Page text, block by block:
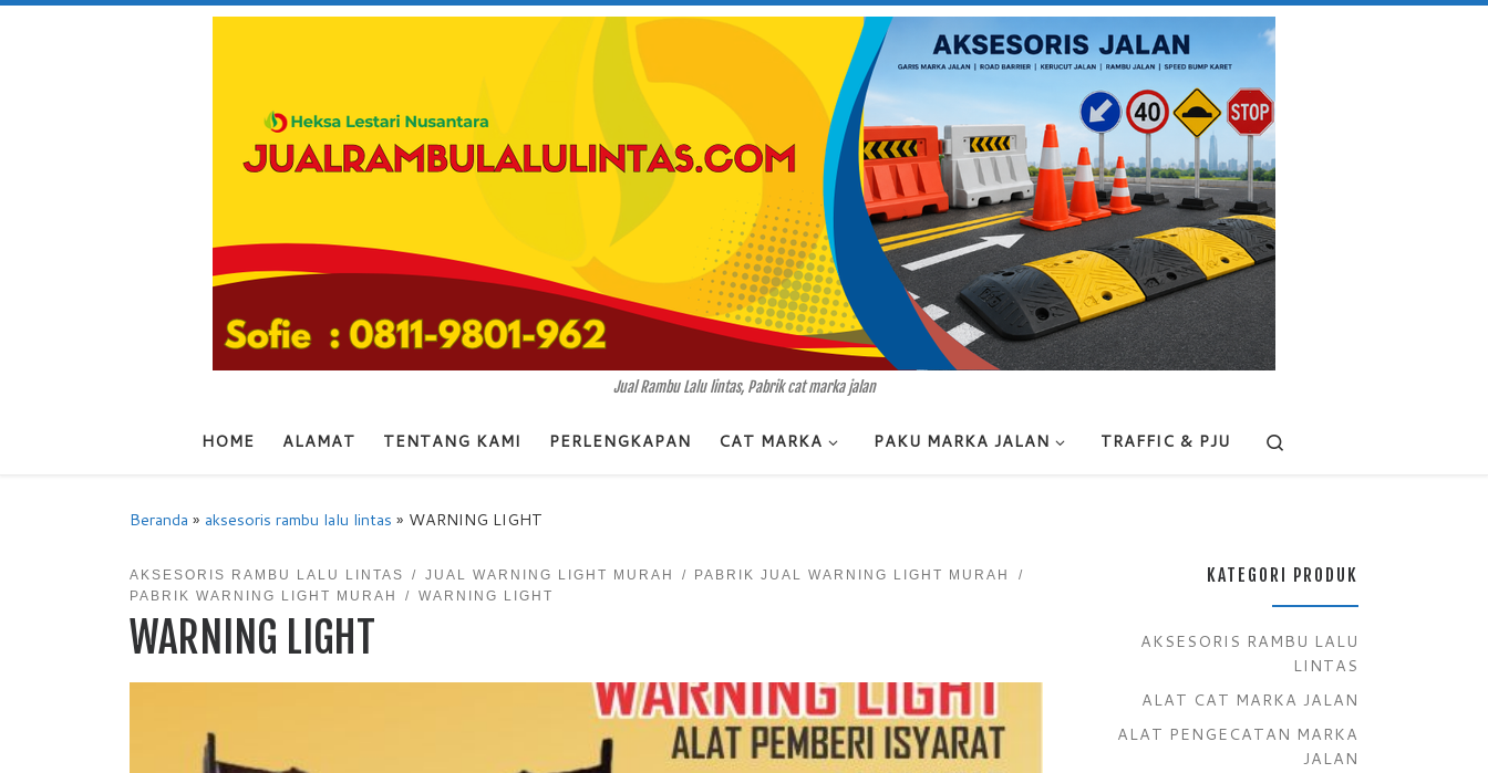
Jual Rambu Lalu lintas, Pabrik cat marka jalan
HOME ALAMAT TENTANG KAMI PERLENGKAPAN CAT MARKA PAKU MARKA JALAN TRAFFIC & PJU
Beranda » aksesoris rambu lalu lintas » WARNING LIGHT
AKSESORIS RAMBU LALU LINTAS JUAL WARNING LIGHT MURAH
PABRIK JUAL WARNING LIGHT MURAH
PABRIK WARNING LIGHT MURAH
WARNING LIGHT
WARNING LIGHT
KATEGORI PRODUK
AKSESORIS RAMBU LALU
LINTAS
ALAT CAT MARKA JALAN
ALAT PENGECATAN MARKA
JALAN